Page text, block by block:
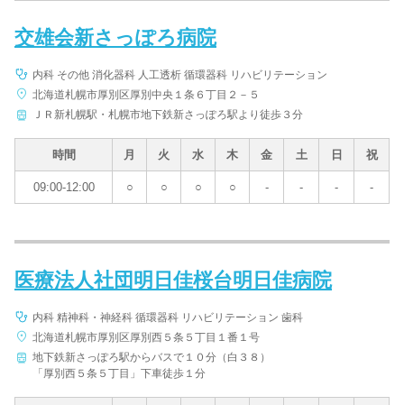
交雄会新さっぽろ病院
内科 その他 消化器科 人工透析 循環器科 リハビリテーション
北海道札幌市厚別区厚別中央１条６丁目２－５
ＪＲ新札幌駅・札幌市地下鉄新さっぽろ駅より徒歩３分
時間 月 火 水 木 金 土 日 祝
09:00-12:00 ○ ○ ○ ○ - - - -
医療法人社団明日佳桜台明日佳病院
内科 精神科・神経科 循環器科 リハビリテーション 歯科
北海道札幌市厚別区厚別西５条５丁目１番１号
地下鉄新さっぽろ駅からバスで１０分（白３８）
「厚別西５条５丁目」下車徒歩１分